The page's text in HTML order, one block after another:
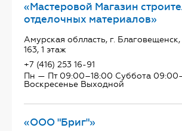
«Мастеровой Магазин
отделочных материалов»
Амурская облласть, г. Благовещенск,
163, 1 этаж
+7 (416) 253 16-91
Пн — Пт 09:00–18:00 Суббота
Воскресенье Выходной
«ООО "Бриг"»